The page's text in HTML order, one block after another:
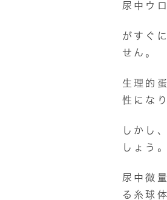
尿中ウ
がすぐ
せん。
生理的
性にな
しかし
しょう。
尿中微
る糸球